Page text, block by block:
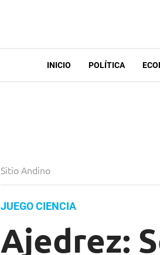
INICIO POLÍTICA
Sitio Andino
JUEGO CIENCIA
Ajedrez: